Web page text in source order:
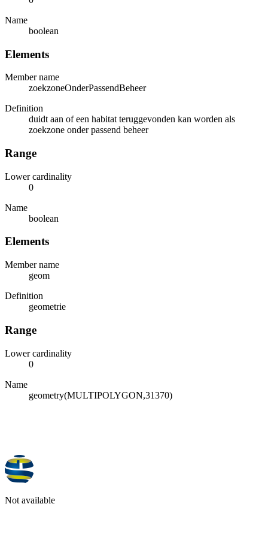
Name
boolean
Elements
Member name
zoekzoneOnderPassendBeheer
Definition
duidt aan of een habitat teruggevonden kan worden als
zoekzone onder passend beheer
Range
Lower cardinality
0
Name
boolean
Elements
Member name
geom
Definition
geometrie
Range
Lower cardinality
0
Name
geometry(MULTIPOLYGON,31370)
Not available